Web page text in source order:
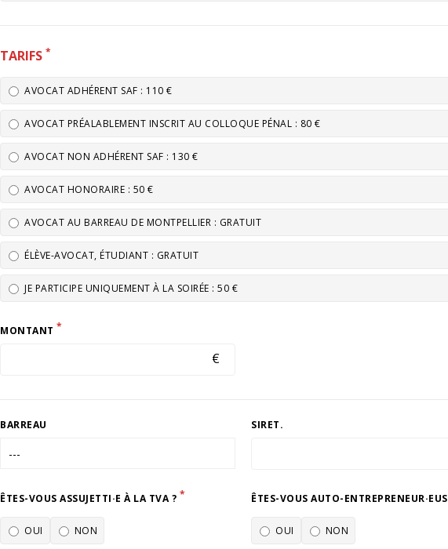
TARIFS *
AVOCAT ADHÉRENT SAF : 110 €
AVOCAT PRÉALABLEMENT INSCRIT AU COLLOQUE PÉNAL : 80 €
AVOCAT NON ADHÉRENT SAF : 130 €
AVOCAT HONORAIRE : 50 €
AVOCAT AU BARREAU DE MONTPELLIER : GRATUIT
ÉLÈVE-AVOCAT, ÉTUDIANT : GRATUIT
JE PARTICIPE UNIQUEMENT À LA SOIRÉE : 50 €
MONTANT *
€
BARREAU SIRET.
ÊTES-VOUS ASSUJETTI·E À LA TVA ? *
OUI NON
ÊTES-VOUS AUTO-
OUI NON